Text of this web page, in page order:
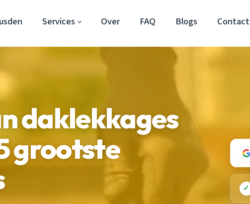
Services Over FAQ Blogs Contact
daklekkages
grootste
✓